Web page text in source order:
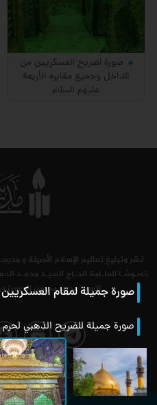
صورة لضريح العسكريين من
الداخل وجميع مقابره الأربعة
عليهم السلام
نشر وتبليغ تعاليم الإسلام الأصيلة و
خصـوصًـا العلـامة الحـاج السيـد محمـد
السيد محمد محسن الحسيني الطهراني قدّس الله سرّهما.
صفحة
صفحة
الاقتراحات /
الانتقادات
آرشیو
اخبار